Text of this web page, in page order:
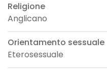
Religione
Anglicano
Orientamento sessuale
Eterosessuale